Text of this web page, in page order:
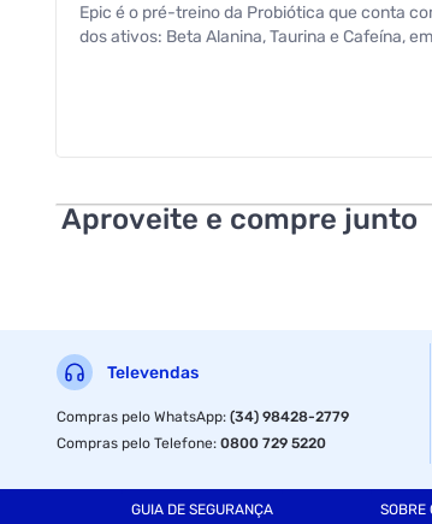
Epic é o pré-treino da Probiótica que conta
dos ativos: Beta Alanina, Taurina e Cafeína,
Aproveite e compre junto
Televendas
Compras pelo WhatsApp:(34) 98428-2779
Compras pelo Telefone:0800 729 5220
GUIA DE SEGURANÇA SOBRE